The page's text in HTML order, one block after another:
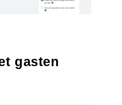
gasten